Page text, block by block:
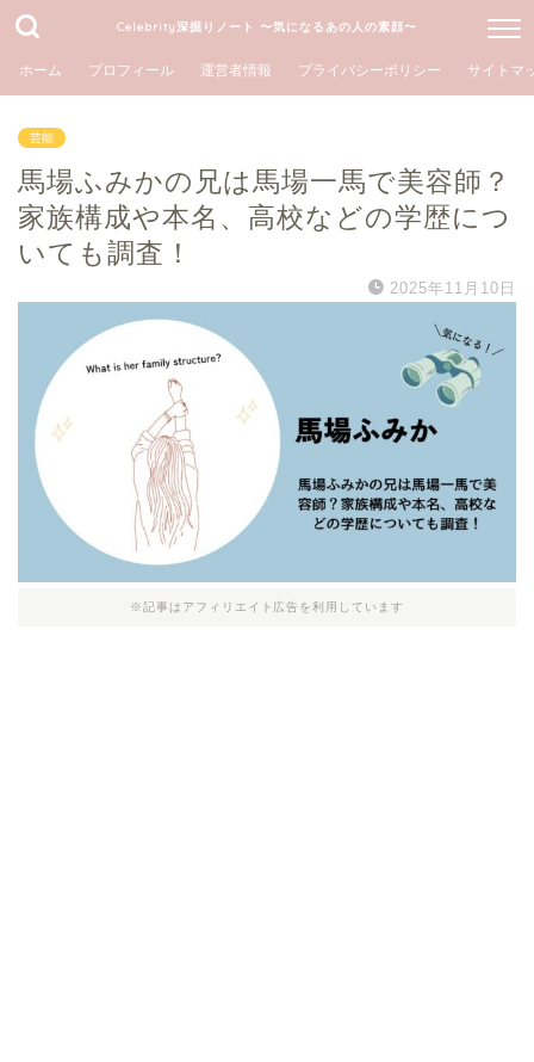
Celebrity深掘りノート 〜気になるあの人の素顔〜
ホーム プロフィール 運営者情報 プライバシーポリシー サイトマ
芸能
馬場ふみかの兄は馬場一馬で美容師？
家族構成や本名、高校などの学歴につ
いても調査！
2025年11月10日
※記事はアフィリエイト広告を利用しています